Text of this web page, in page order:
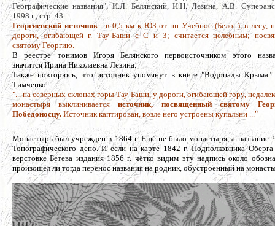
Географические названия", И.Л. Белянский, И.Н. Лезина, А.В.
1998 г., стр. 43:
Георгиевский источник- в 0,5 км к ЮЗ от нп Учебное (Белог.), в лесу,
дороги, огибающей г. Тау-Баши с С и З; считается целебным;
святому Георгию.
В реестре тонимов Игоря Белянского первоисточником этого
значится Ирина Николаевна Лезина.
Также повторюсь, что источник упомянут в книге "Водопады Крыма"
Тимченко:
"... на северных склонах горы Тау-Баши, у дороги, огибающей гору,
монастыря выклиниваетсяисточник, посвященный святому
Победоносцу. Источник каптирован, возле него устроены купальни ..."
Монастырь был учрежден в 1864 г. Ещё не было монастыря, а название
Топографического депо. И если на карте 1842 г. Подполковника
верстовке Бетева издания 1856 г. чётко видим эту надпись около
произошёл ли тогда перенос названия на родник, обустроенный на